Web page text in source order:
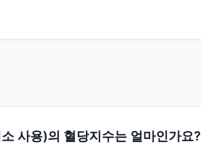
사용)의 혈당지수는 얼마인가요?